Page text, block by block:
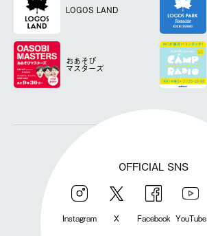
LOGOS LAND
おあそび
マスターズ
OFFICIAL SNS
Instagram X Facebook YouTube